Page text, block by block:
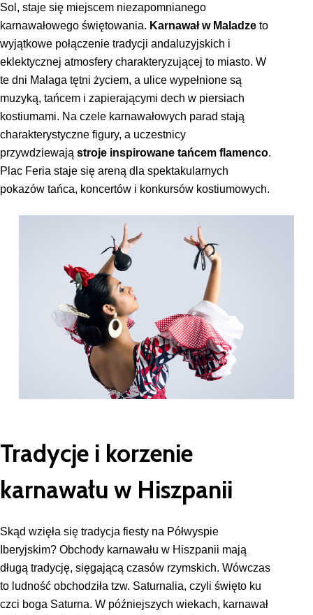
Sol, staje się miejscem niezapomnianego
karnawałowego świętowania. Karnawał w Maladze to
wyjątkowe połączenie tradycji andaluzyjskich i
eklektycznej atmosfery charakteryzującej to miasto. W
te dni Malaga tętni życiem, a ulice wypełnione są
muzyką, tańcem i zapierającymi dech w piersiach
kostiumami. Na czele karnawałowych parad stają
charakterystyczne figury, a uczestnicy
przywdziewają stroje inspirowane tańcem flamenco.
Plac Feria staje się areną dla spektakularnych
pokazów tańca, koncertów i konkursów kostiumowych.
Tradycje i korzenie
karnawału w Hiszpanii
Skąd wzięła się tradycja fiesty na Półwyspie
Iberyjskim? Obchody karnawału w Hiszpanii mają
długą tradycję, sięgającą czasów rzymskich. Wówczas
to ludność obchodziła tzw. Saturnalia, czyli święto ku
czci boga Saturna. W późniejszych wiekach, karnawał